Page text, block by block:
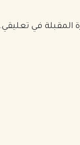
المقبلة في تعليقي.